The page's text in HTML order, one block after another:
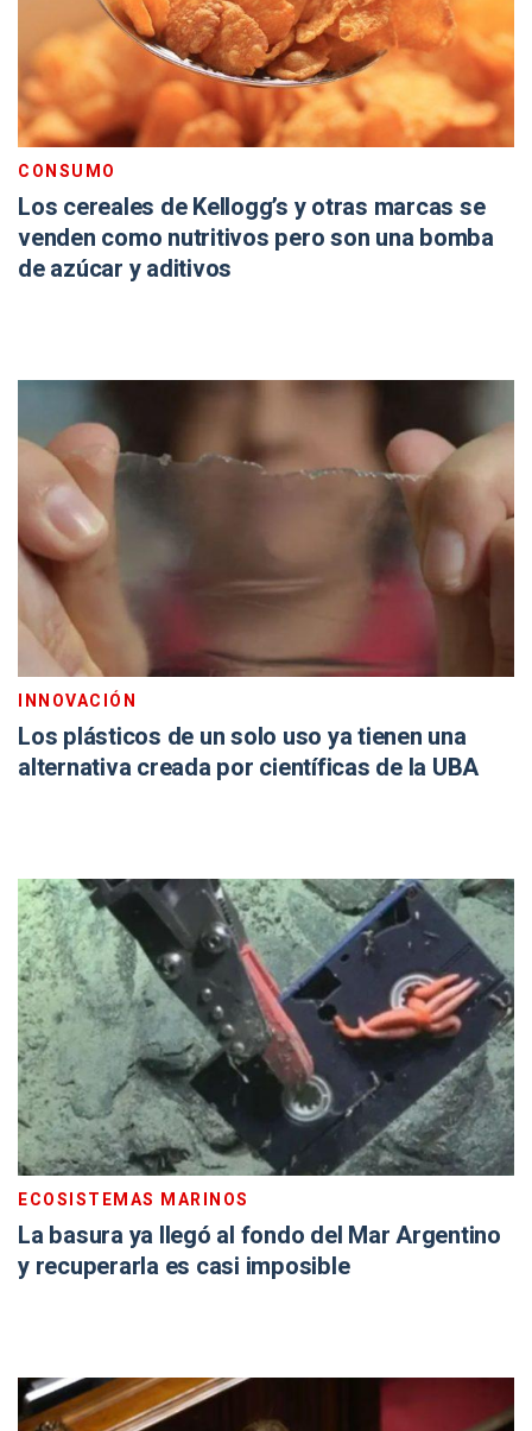
CONSUMO
Los cereales de Kellogg’s y otras marcas se
venden como nutritivos pero son una bomba
de azúcar y aditivos
INNOVACIÓN
Los plásticos de un solo uso ya tienen una
alternativa creada por científicas de la UBA
ECOSISTEMAS MARINOS
La basura ya llegó al fondo del Mar Argentino
y recuperarla es casi imposible